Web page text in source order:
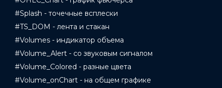
#Splash - точечные всплески
#TS_DOM - лента и стакан
#Volumes - индикатор объема
#Volume_Alert - со звуковым сигналом
#Volume_Colored - разные цвета
#Volume_onChart - на общем графике